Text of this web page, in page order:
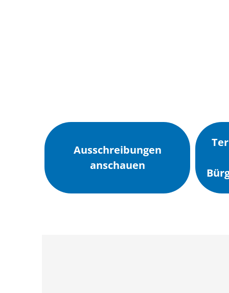
Ausschreibungen
anschauen